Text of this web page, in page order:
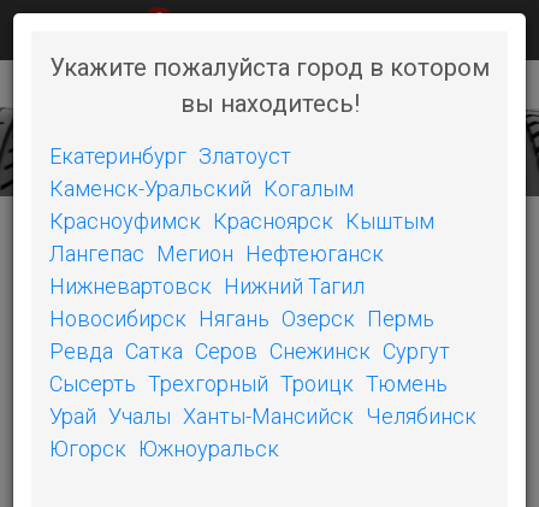
Укажите пожалуйста город в котором
вы находитесь!
Екатеринбург Златоуст
Каменск-Уральский Когалым
Красноуфимск Красноярск Кыштым
Лангепас Мегион Нефтеюганск
Нижневартовск Нижний Тагил
Новосибирск Нягань Озерск Пермь
Ревда Сатка Серов Снежинск Сургут
Сысерть Трехгорный Троицк Тюмень
Урай Учалы Ханты-Мансийск Челябинск
Югорск Южноуральск
0
КАТЕГОРИИ
БЕЛШИНА
ОШЗ
SONIX